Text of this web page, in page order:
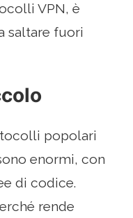
VPN, è
saltare fuori
popolari
enormi, con
di codice.
rende